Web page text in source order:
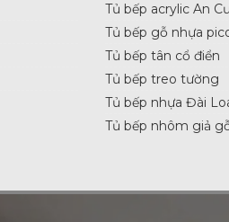
Tủ bếp acrylic An
Tủ bếp gỗ nhựa
Tủ bếp tân cổ điển
Tủ bếp treo tường
Tủ bếp nhựa Đài
Tủ bếp nhôm giả